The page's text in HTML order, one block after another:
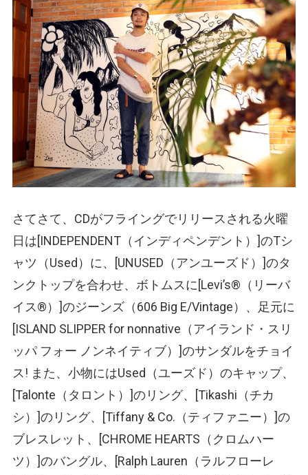
さてさて、CDがフライングでリリースされる火曜
日は[INDEPENDENT （インディペンデント） ]のTシ
ャツ （Used） に、[UNUSED （アンユーズド） ]のタ
ンクトップを合わせ、ボトムスに[Levi’s® （リーバ
イス®） ]のジーンズ （606 Big E/Vintage） 、足元に
[ISLAND SLIPPER for nonnative （アイランド・スリ
ッパ フォー ノンネイティブ） ]のサンダルをチョイ
ス! また、小物にはUsed （ユーズド） のキャップ、
[Talonte （タロント） ]のリング、[Tikashi （チカ
シ） ]のリング、[Tiffany & Co. （ティファニー） ]の
ブレスレット、[CHROME HEARTS （クロムハー
ツ） ]のバングル、[Ralph Lauren （ラルフローレ